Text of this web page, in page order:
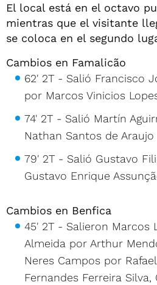
El local está en el octavo
mientras que el visitante
se coloca en el segundo
Cambios en Famalicão
62' 2T - Salió Francisco
por Marcos Vinicios
74' 2T - Salió Martín
Nathan Santos de Araujo
79' 2T - Salió Gustavo
Gustavo Enrique
Cambios en Benfica
45' 2T - Salieron Marcos
Almeida por Arthur
Neres Campos por
Fernandes Ferreira